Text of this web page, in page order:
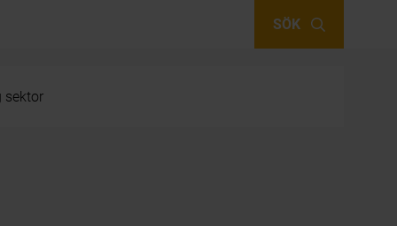
SÖK
sektor